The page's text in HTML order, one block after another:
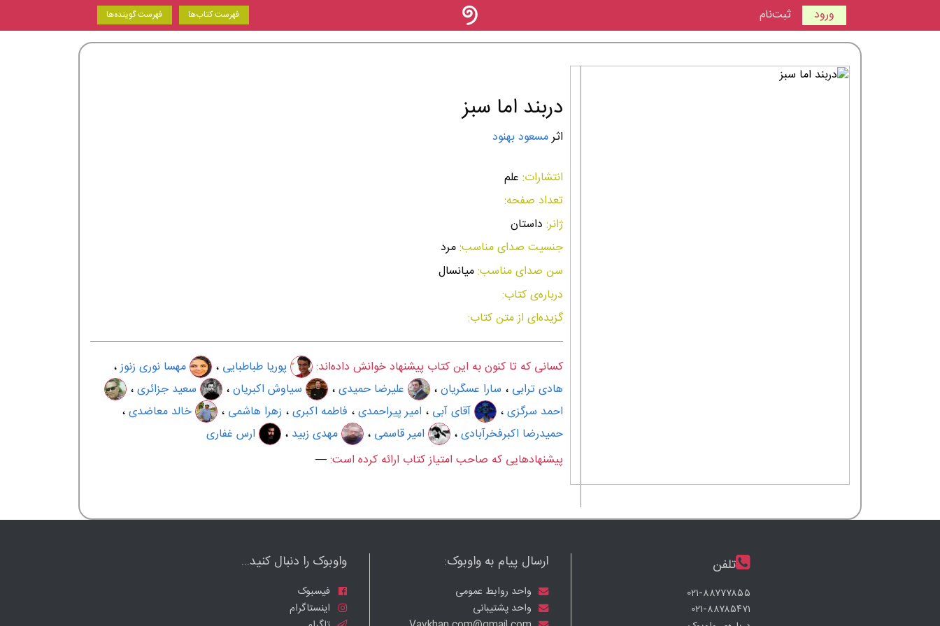
ورود ثبت‌نام فهرست گوینده‌ها فهرست کتاب‌ها
دربند اما سبز
اثرمسعود بهنود
انتشارات:علم
تعداد صفحه:
ژانر:داستان
جنسیت صدای مناسب:مرد
سن صدای مناسب:میانسال
درباره‌ی کتاب:
گزیده‌ای از متن کتاب:
کسانی که تا کنون به این کتاب پیشنهاد خوانش داده‌اند: پوریا طباطبایی ، مهسا نوری زنوز،
هادی ترابی ، سارا عسگریان، علیرضا حمیدی، سیاوش اکبریان، سعید جزائری،
احمد سرگزی، آقای آبی ، امیر پیراحمدی، فاطمه اکبری، زهرا هاشمی ، خالد معاضدی،
حمیدرضا اکبرفخرآبادی، امیر قاسمی ، مهدی زبید ،
ارس غفاری
پیشنهادهایی که صاحب امتیاز کتاب ارائه کرده است:—
تلفن
۰۲۱-۸۸۷۷۷۸۵۵
۰۲۱-۸۸۷۸۵۴۷۱
ارسال پیام به واوبوک:
واحد روابط عمومی
واحد پشتیبانی
واوبوک را دنبال کنید...
فیسبوک
اینستاگرام